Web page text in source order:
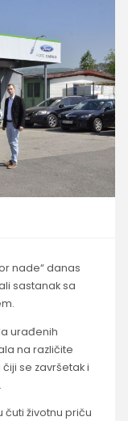
nade“ danas
sastanak sa
urađenih
na različite
se završetak i
čuti životnu priču